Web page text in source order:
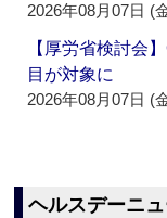
2026年08月07日 (
【厚労省検討会
目が対象に
2026年08月07日 (
ヘルスデーニ